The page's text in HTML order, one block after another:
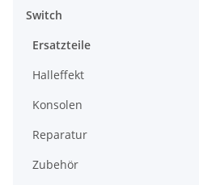
Switch
Ersatzteile
Halleffekt
Konsolen
Reparatur
Zubehör